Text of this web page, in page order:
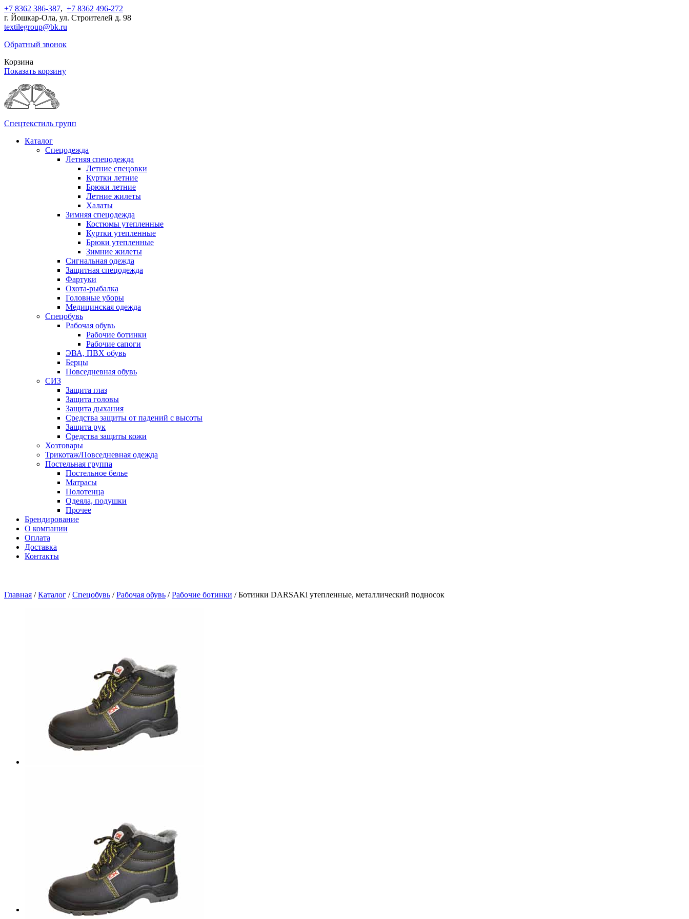
+7 8362 386-387, +7 8362 496-272
г. Йошкар-Ола, ул. Строителей д. 98
textilegroup@bk.ru
Обратный звонок
Корзина
Показать корзину
Спецтекстиль групп
Каталог
Спецодежда
Летняя спецодежда
Летние спецовки
Куртки летние
Брюки летние
Летние жилеты
Халаты
Зимняя спецодежда
Костюмы утепленные
Куртки утепленные
Брюки утепленные
Зимние жилеты
Сигнальная одежда
Защитная спецодежда
Фартуки
Охота-рыбалка
Головные уборы
Медицинская одежда
Спецобувь
Рабочая обувь
Рабочие ботинки
Рабочие сапоги
ЭВА, ПВХ обувь
Берцы
Повседневная обувь
СИЗ
Защита глаз
Защита головы
Защита дыхания
Средства защиты от падений с высоты
Защита рук
Средства защиты кожи
Хозтовары
Трикотаж/Повседневная одежда
Постельная группа
Постельное белье
Матрасы
Полотенца
Одеяла, подушки
Прочее
Брендирование
О компании
Оплата
Доставка
Контакты
Главная / Каталог / Спецобувь / Рабочая обувь / Рабочие ботинки / Ботинки DARSAKi утепленные, металлический подносок